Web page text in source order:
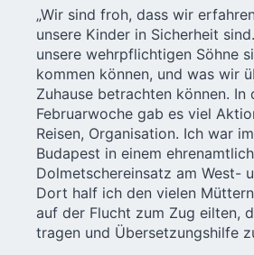
„Wir sind froh, dass wir
unsere Kinder in Sicherheit
unsere wehrpflichtigen Söhne
kommen können, und was wir
Zuhause betrachten können. In
Februarwoche gab es viel
Reisen, Organisation. Ich war
Budapest in einem
Dolmetschereinsatz am West-
Dort half ich den vielen
auf der Flucht zum Zug eilten,
tragen und Übersetzungshilfe